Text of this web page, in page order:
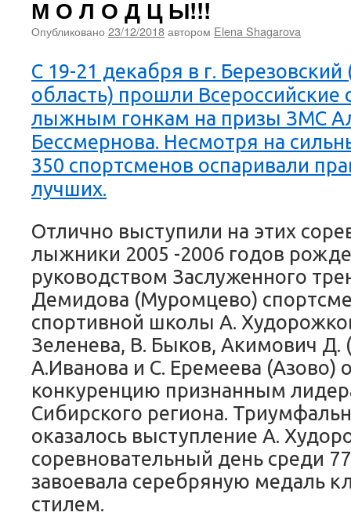
М О Л О Д Ц Ы!!!
Опубликовано 23/12/2018автором Elena Shagarova
С 19-21 декабря в г.
область) прошли Всероссийские
лыжным гонкам на призы ЗМС
Бессмернова. Несмотря на
350 спортсменов оспаривали
лучших.
Отлично выступили на этих
лыжники 2005 -2006 годов
руководством Заслуженного
Демидова (Муромцево)
спортивной школы А.
Зеленева, В. Быков, Акимович
А.Иванова и С. Еремеева (Азово)
конкуренцию признанным
Сибирского региона.
оказалось выступление А.
соревновательный день среди
завоевала серебряную медаль
стилем.